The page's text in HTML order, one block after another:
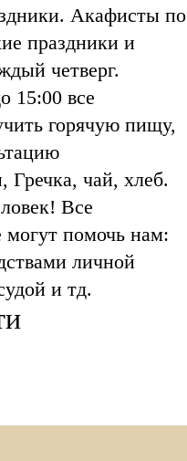
Акафисты по
праздники и
четверг.
15:00 все
горячую пищу,
чай, хлеб.
Все
помочь нам:
личной
и тд.